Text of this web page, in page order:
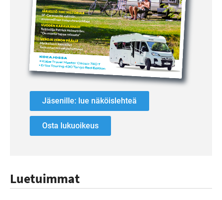
Jäsenille: lue näköislehteä
Osta lukuoikeus
Luetuimmat